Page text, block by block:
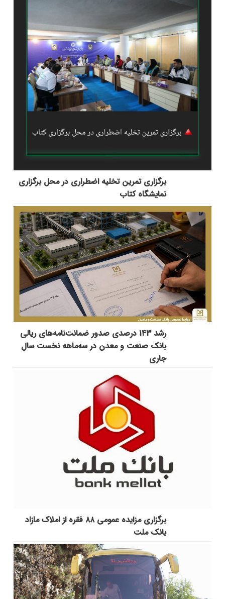
برگزاری تمرین تخلیه اضطراری در محل برگزاری
نمایشگاه کتاب
رشد ۱۴۳ درصدی صدور ضمانت‌نامه‌های ریالی
بانک صنعت و معدن در سه‌ماهه نخست سال
جاری
برگزاری مزایده عمومی ۸۸ فقره از املاک مازاد
بانک ملت